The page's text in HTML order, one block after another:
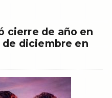
cierre de año en
de diciembre en